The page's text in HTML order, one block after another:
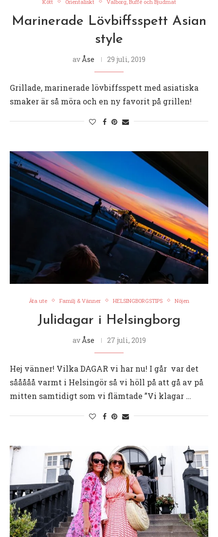
Kött Orientaliskt Valborg, Buffé och Bjudmat
Marinerade Lövbiffsspett Asian
style
av Åse 29 juli, 2019
Grillade, marinerade lövbiffsspett med asiatiska
smaker är så möra och en ny favorit på grillen!
Äta ute Familj & Vänner HELSINGBORGSTIPS Nöjen
Julidagar i Helsingborg
av Åse 27 juli, 2019
Hej vänner! Vilka DAGAR vi har nu! I går var det
sååååå varmt i Helsingör så vi höll på att gå av på
mitten samtidigt som vi flämtade ”Vi klagar …